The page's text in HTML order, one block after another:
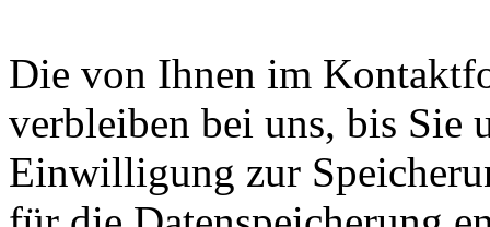
Die von Ihnen im
verbleiben bei uns, bis Sie
Einwilligung zur